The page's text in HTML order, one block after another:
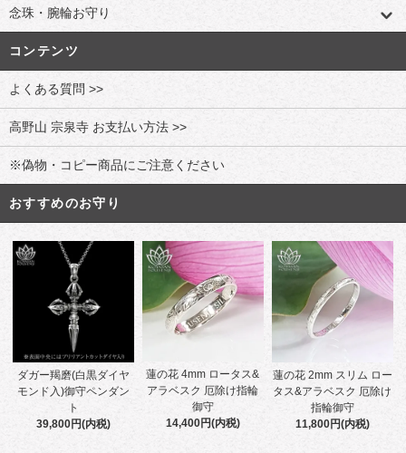
念珠・腕輪お守り
コンテンツ
よくある質問 >>
高野山 宗泉寺 お支払い方法 >>
※偽物・コピー商品にご注意ください
おすすめのお守り
ダガー羯磨(白黒ダイヤ
モンド入)御守ペンダン
ト
39,800円(内税)
蓮の花 4mm ロータス&
アラベスク 厄除け指輪
御守
14,400円(内税)
蓮の花 2mm スリム ロー
タス&アラベスク 厄除け
指輪御守
11,800円(内税)